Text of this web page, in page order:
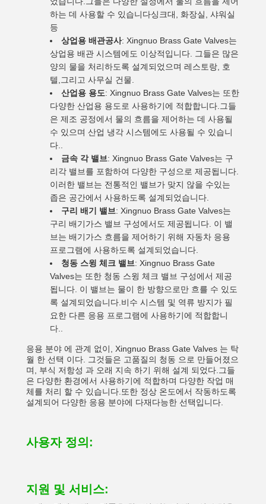
하는 데 사용할 수 있습니다싱크대, 화장실, 샤워실
등
상업용 배관공사: Xingnuo Brass Gate Valves는
상업용 배관 시스템에도 이상적입니다. 그들은 많은
양의 물을 처리하도록 설계되었으며 레스토랑, 호
텔,그리고 사무실 건물.
산업용 용도: Xingnuo Brass Gate Valves는 또한
다양한 산업용 용도로 사용하기에 적합합니다.그들
은 제조 공정에서 물의 흐름을 제어하는 데 사용될
수 있으며 산업 냉각 시스템에도 사용될 수 있습니
다..
금속 각 밸브: Xingnuo Brass Gate Valves는 구
리각 밸브를 포함하여 다양한 구성으로 제공됩니다.
이러한 밸브는 전통적인 밸브가 맞지 않을 수있는
좁은 공간에서 사용하도록 설계되었습니다.
구리 배기 밸브: Xingnuo Brass Gate Valves는
구리 배기가스 밸브 구성에서도 제공됩니다. 이 밸
브는 배기가스 흐름을 제어하기 위해 자동차 응용
프로그램에 사용하도록 설계되었습니다.
청동 스윙 체크 밸브: Xingnuo Brass Gate
Valves는 또한 청동 스윙 체크 밸브 구성에서 제공
됩니다. 이 밸브는 물이 한 방향으로만 흐를 수 있도
록 설계되었습니다.비수 시스템 및 역류 방지가 필
요한 다른 응용 프로그램에 사용하기에 적합합니
다..
응용 분야 에 관계 없이, Xingnuo Brass Gate Valves 는 탁
월 한 선택 이다. 그것들은 고품질의 청동 으로 만들어졌으
며, 부식 저항성 과 오래 지속 하기 위해 설계 되었다.그들
은 다양한 환경에서 사용하기에 적합하며 다양한 작업 매
체를 처리 할 수 있습니다.또한 정상 온도에서 작동하도록
설계되어 다양한 응용 분야에 다재다능한 선택입니다.
사용자 정의:
지원 및 서비스: